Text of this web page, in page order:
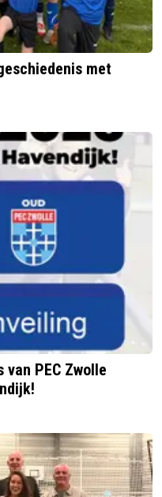
met
van PEC Zwolle